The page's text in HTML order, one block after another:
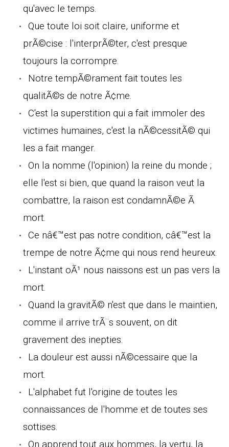
qu'avec le temps.
Que toute loi soit claire, uniforme et
prÃ©cise : l'interprÃ©ter, c'est presque
toujours la corrompre.
Notre tempÃ©rament fait toutes les
qualitÃ©s de notre Ã¢me.
C'est la superstition qui a fait immoler des
victimes humaines, c'est la nÃ©cessitÃ© qui
les a fait manger.
On la nomme (l'opinion) la reine du monde ;
elle l'est si bien, que quand la raison veut la
combattre, la raison est condamnÃ©e Ã
mort.
Ce nâ€™est pas notre condition, câ€™est la
trempe de notre Ã¢me qui nous rend heureux.
L'instant oÃ¹ nous naissons est un pas vers la
mort.
Quand la gravitÃ© n'est que dans le maintien,
comme il arrive trÃ¨s souvent, on dit
gravement des inepties.
La douleur est aussi nÃ©cessaire que la
mort.
L'alphabet fut l'origine de toutes les
connaissances de l'homme et de toutes ses
sottises.
On apprend tout aux hommes, la vertu, la